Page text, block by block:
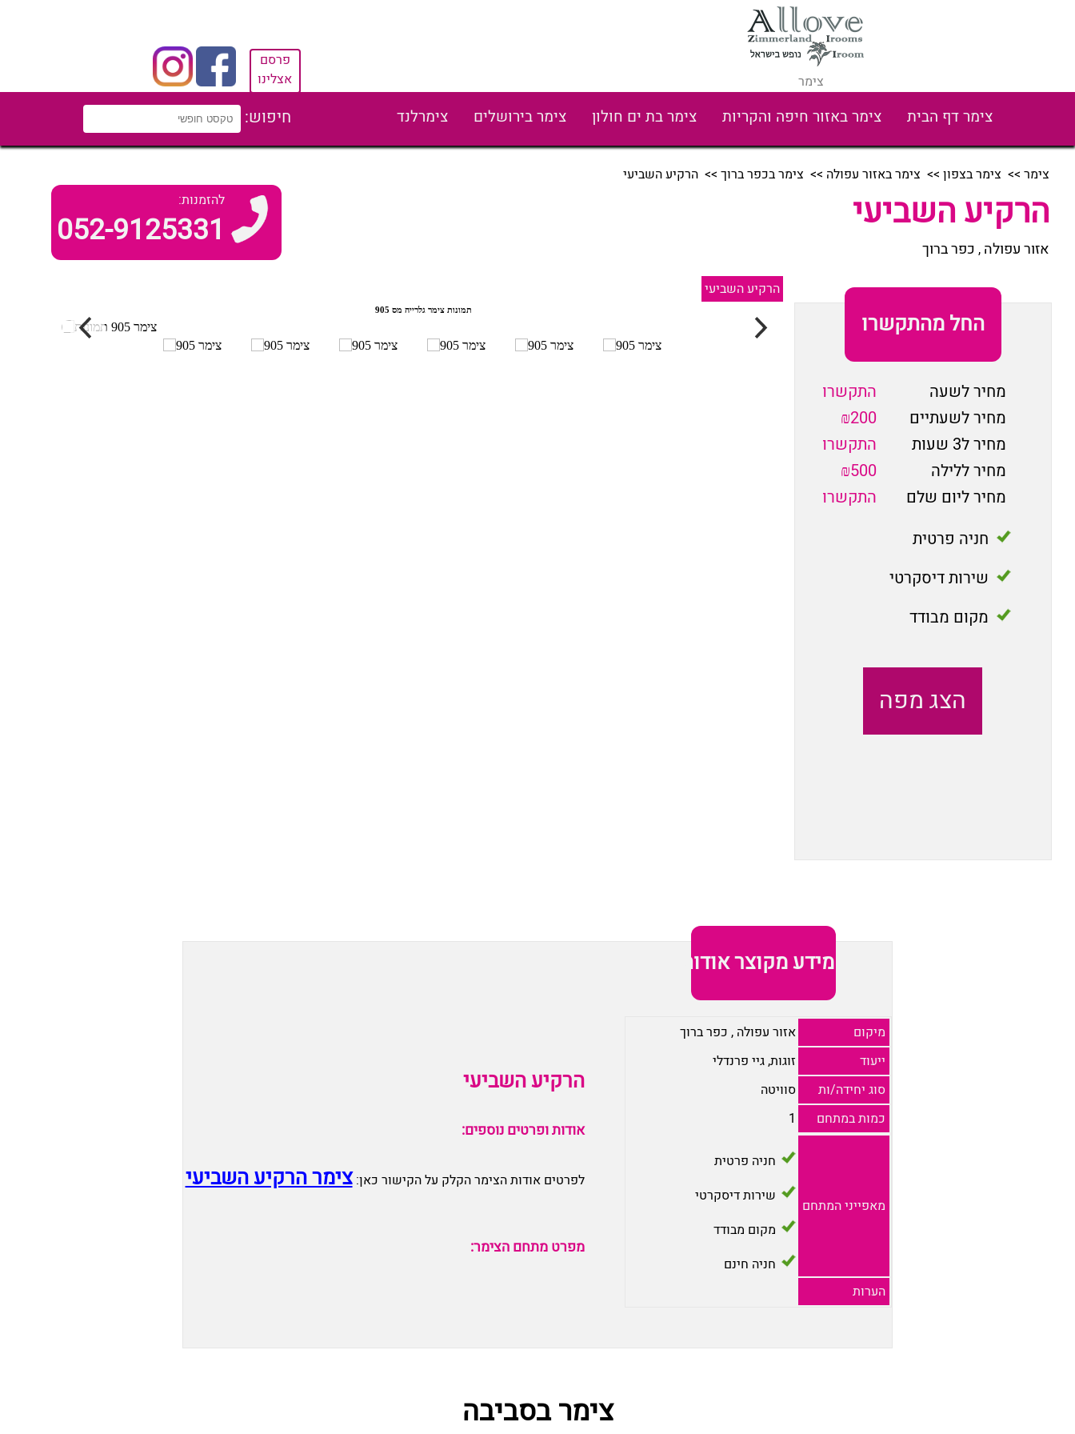
צימר
פרסם
אצלינו
צימר דף הבית צימר באזור חיפה והקריות צימר בת ים חולון צימר בירושלים צימרלנד חיפוש:
צימר >> צימר בצפון >> צימר באזור עפולה >> צימר בכפר ברוך >> הרקיע השביעי
הרקיע השביעי
אזור עפולה , כפר ברוך
להזמנות:
052-9125331
החל מהתקשרו
מחיר לשעה
התקשרו
מחיר לשעתיים
₪200
מחיר ל3 שעות
התקשרו
מחיר ללילה
₪500
מחיר ליום שלם
התקשרו
חניה פרטית
שירות דיסקרטי
מקום מבודד
הצג מפה
הרקיע השביעי
מידע מקוצר אודות
מיקום אזור עפולה , כפר ברוך
ייעוד
זוגות, גיי פרנדלי
סוג יחידה/ות
סוויטה
כמות במתחם
1
מאפייני המתחם
חניה פרטית
שירות דיסקרטי
מקום מבודד
חניה חינם
הערות
הרקיע השביעי
אודות ופרטים נוספים:
לפרטים אודות הצימר הקלק על הקישור כאן:צימר הרקיע השביעי
מפרט מתחם הצימר:
צימר בסביבה